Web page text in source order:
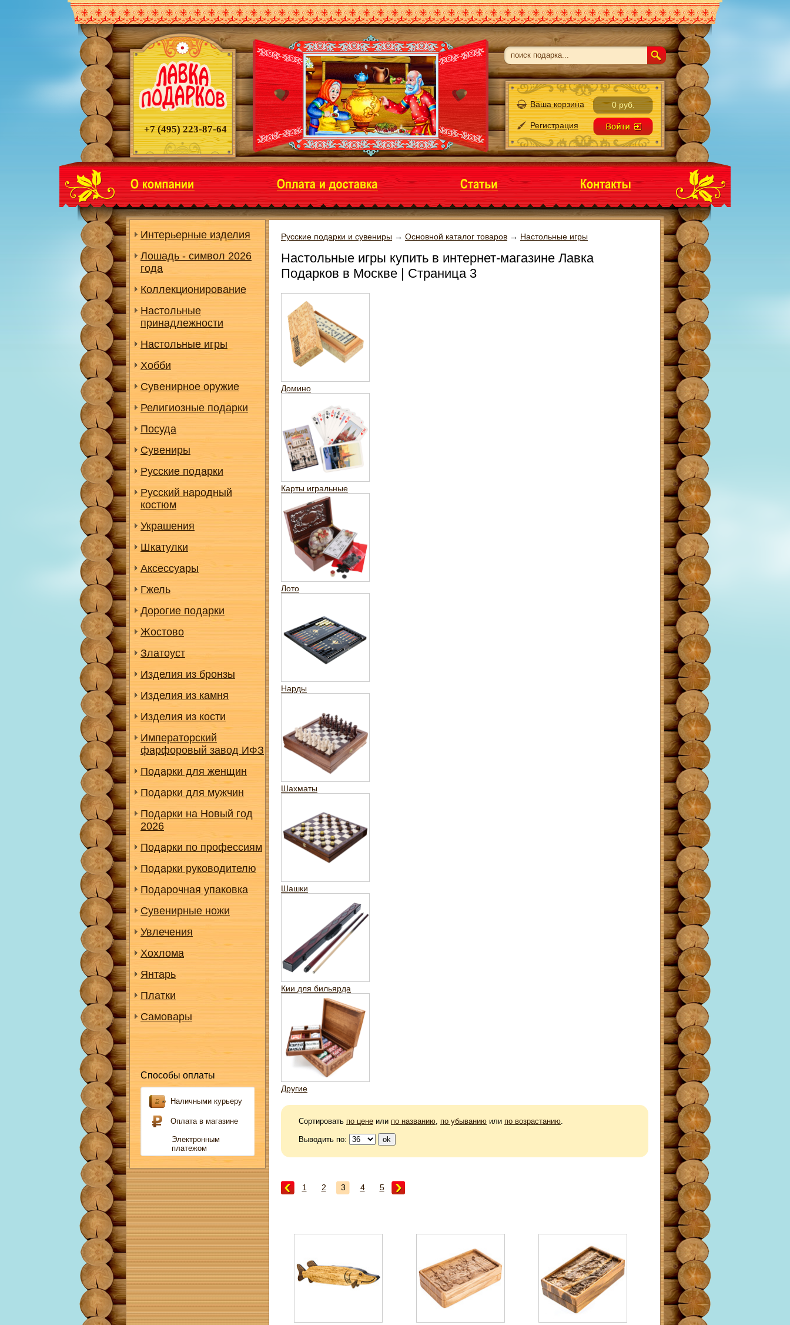
+7 (495) 223-87-64
Ваша корзина 0 руб.
Регистрация
Интерьерные изделия
Лошадь - символ 2026
года
Коллекционирование
Настольные
принадлежности
Настольные игры
Хобби
Сувенирное оружие
Религиозные подарки
Посуда
Сувениры
Русские подарки
Русский народный
костюм
Украшения
Шкатулки
Аксессуары
Гжель
Дорогие подарки
Жостово
Златоуст
Изделия из бронзы
Изделия из камня
Изделия из кости
Императорский
фарфоровый завод ИФЗ
Подарки для женщин
Подарки для мужчин
Подарки на Новый год
2026
Подарки по профессиям
Подарки руководителю
Подарочная упаковка
Сувенирные ножи
Увлечения
Хохлома
Янтарь
Платки
Самовары
Способы оплаты
Наличными курьеру
Оплата в магазине
Электронным
платежом
Русские подарки и сувениры → Основной каталог товаров → Настольные игры
Настольные игры купить в интернет-магазине Лавка
Подарков в Москве | Страница 3
Домино
Карты игральные
Лото
Нарды
Шахматы
Шашки
Кии для бильярда
Другие
Сортировать по цене или по названию, по убыванию или по возрастанию.
Выводить по:
1 2 3 4 5